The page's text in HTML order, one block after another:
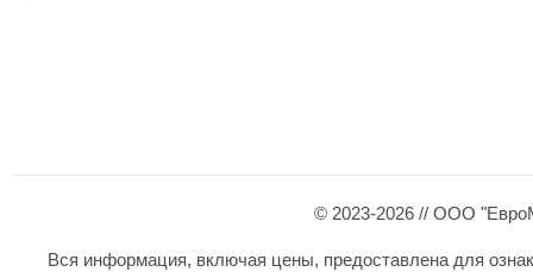
© 2023-2026 // ООО
Вся информация, включая цены, предоставлена для